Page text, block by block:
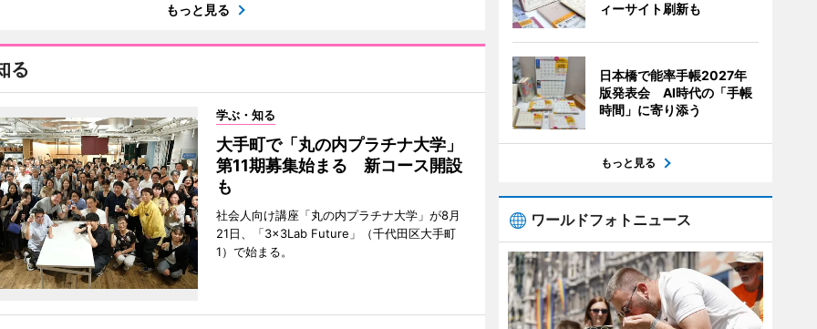
もっと見る
る
学ぶ・知る
大手町で「丸の内プラチナ大学」
第11期募集始まる 新コース開設
も
社会人向け講座「丸の内プラチナ大学」が8月
21日、「3×3Lab Future」（千代田区大手町
1）で始まる。
ィーサイト刷新も
日本橋で能率手帳2027年
版発表会 AI時代の「手帳
時間」に寄り添う
もっと見る
ワールドフォトニュース